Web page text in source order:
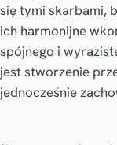
się tymi skarbami,
ich harmonijne
spójnego i
jest stworzenie
jednocześnie